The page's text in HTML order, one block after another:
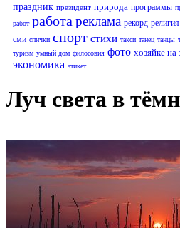
праздник президент природа программы
работ работа реклама рекорд религия
сми спички спорт стихи такси танец танцы
туризм умный дом филосовия фото хозяйке на
экономика этикет
Луч света в